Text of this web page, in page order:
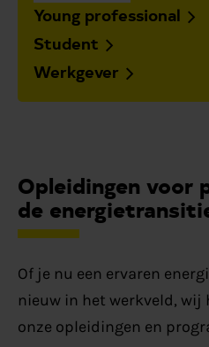
Young professional
Student
Werkgever
Opleidingen voor
de
Of je nu een ervaren
nieuw in het werkveld, wij
onze opleidingen en